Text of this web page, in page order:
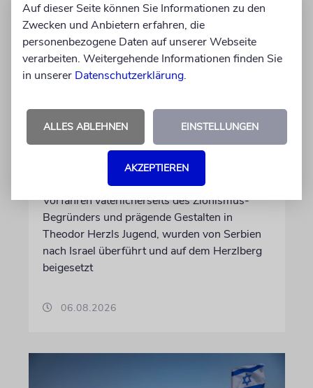
Großeltern umgebettet:
Theodor Herzls letzter Wille
ist erfüllt
Die Überreste von Schimon und Rikva Herzl,
Vorfahren väterlicherseits des Zionismus-
Begründers und prägende Gestalten in
Theodor Herzls Jugend, wurden von Serbien
nach Israel überführt und auf dem Herzlberg
beigesetzt
06.08.2026
Auf dieser Seite können Sie Informationen zu den
Zwecken und Anbietern erfahren, die
personenbezogene Daten auf unserer Webseite
verarbeiten. Weitergehende Informationen finden Sie
in unserer Datenschutzerklärung.
ALLES ABLEHNEN EINSTELLUNGEN
AKZEPTIEREN